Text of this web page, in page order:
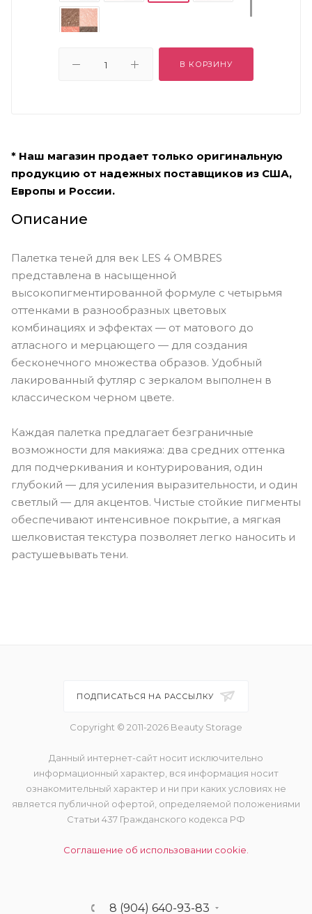
В КОРЗИНУ
* Наш магазин продает только оригинальную
продукцию от надежных поставщиков из США,
Европы и России.
Описание
Палетка теней для век LES 4 OMBRES
представлена в насыщенной
высокопигментированной формуле с четырьмя
оттенками в разнообразных цветовых
комбинациях и эффектах — от матового до
атласного и мерцающего — для создания
бесконечного множества образов. Удобный
лакированный футляр с зеркалом выполнен в
классическом черном цвете.
Каждая палетка предлагает безграничные
возможности для макияжа: два средних оттенка
для подчеркивания и контурирования, один
глубокий — для усиления выразительности, и один
светлый — для акцентов. Чистые стойкие пигменты
обеспечивают интенсивное покрытие, а мягкая
шелковистая текстура позволяет легко наносить и
растушевывать тени.
ПОДПИСАТЬСЯ НА РАССЫЛКУ
Copyright © 2011-2026 Beauty Storage
Данный интернет-сайт носит исключительно
информационный характер, вся информация носит
ознакомительный характер и ни при каких условиях не
является публичной офертой, определяемой положениями
Статьи 437 Гражданского кодекса РФ
Соглашение об использовании cookie.
8 (904) 640-93-83